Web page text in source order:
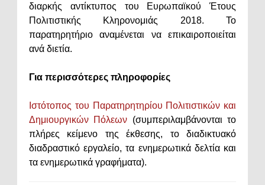
διαρκής αντίκτυπος του Ευρωπαϊκού Έτους
Πολιτιστικής Κληρονομιάς 2018. Το
παρατηρητήριο αναμένεται να επικαιροποιείται
ανά διετία.
Για περισσότερες πληροφορίες
Ιστότοπος του Παρατηρητηρίου Πολιτιστικών και
Δημιουργικών Πόλεων (συμπεριλαμβάνονται το
πλήρες κείμενο της έκθεσης, το διαδικτυακό
διαδραστικό εργαλείο, τα ενημερωτικά δελτία και
τα ενημερωτικά γραφήματα).